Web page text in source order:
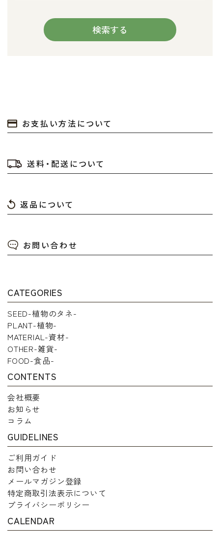
検索する
検索する
お支払い方法について
送料・配送について
返品について
お問い合わせ
CATEGORIES
SEED-植物のタネ-
PLANT-植物-
MATERIAL-資材-
OTHER-雑貨-
FOOD-食品-
CONTENTS
会社概要
お知らせ
コラム
GUIDELINES
ご利用ガイド
お問い合わせ
メールマガジン登録
特定商取引法表示について
プライバシーポリシー
CALENDAR